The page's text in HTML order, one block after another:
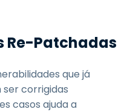
Re-Patchadas
que já
corrigidas
casos ajuda a